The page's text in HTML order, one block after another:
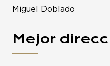
Miguel Doblado
Mejor